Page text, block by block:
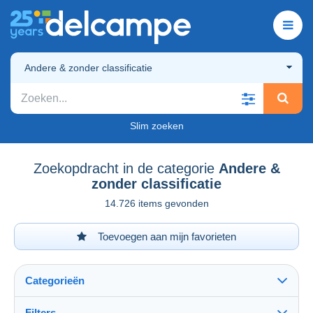
Andere & zonder classificatie
Slim zoeken
Zoekopdracht in de categorie Andere &
zonder classificatie
14.726 items gevonden
Toevoegen aan mijn favorieten
Categorieën